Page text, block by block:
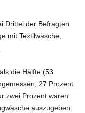
Drittel der Befragten
mit Textilwäsche,
die Hälfte (53
27 Prozent
zwei Prozent wären
auszugeben.